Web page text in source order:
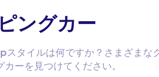
ングカー
タイルは何ですか？さまざまな
ーを見つけてください。